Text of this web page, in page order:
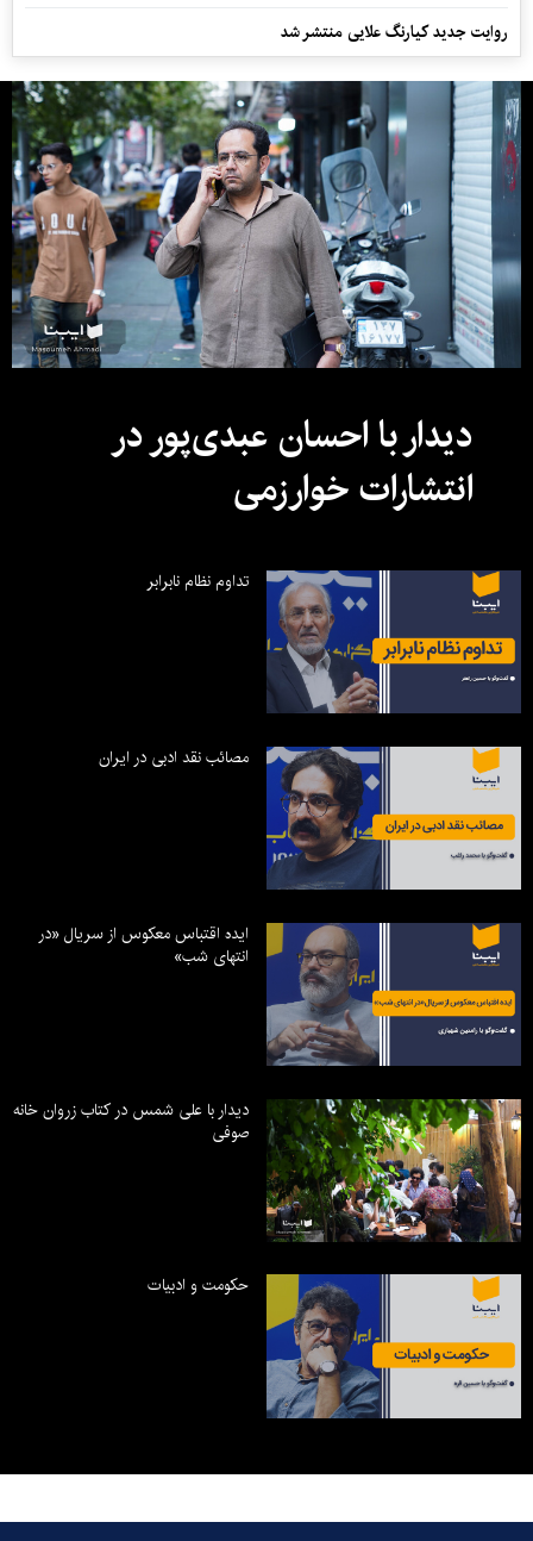
روایت جدید کیارنگ علایی منتشر شد
دیدار با احسان عبدی‌پور در
انتشارات خوارزمی
تداوم نظام نابرابر
مصائب نقد ادبی در ایران
ایده اقتباس معکوس از سریال «در
انتهای شب»
دیدار با علی شمس در کتاب زروان خانه
صوفی
حکومت و ادبیات